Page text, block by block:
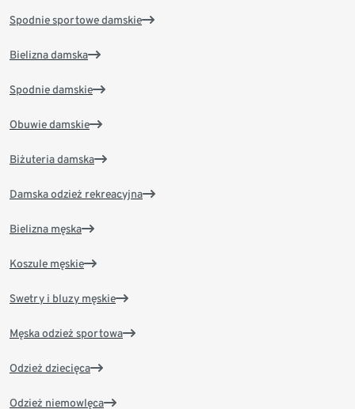
Spodnie sportowe damskie
Bielizna damska
Spodnie damskie
Obuwie damskie
Biżuteria damska
Damska odzież rekreacyjna
Bielizna męska
Koszule męskie
Swetry i bluzy męskie
Męska odzież sportowa
Odzież dziecięca
Odzież niemowlęca